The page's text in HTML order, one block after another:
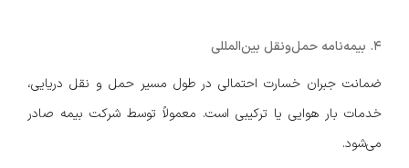
4. بیمه‌نامه حمل‌ونقل بین‌المللی
ضمانت جبران خسارت احتمالی در طول مسیر حمل و نقل دریایی،
خدمات بار هوایی یا ترکیبی است. معمولاً توسط شرکت بیمه صادر
می‌شود.